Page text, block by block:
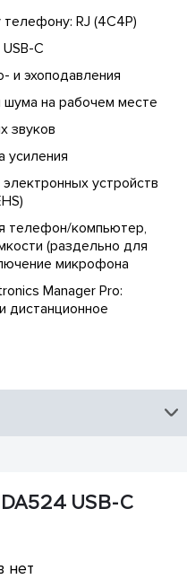
RJ (4C4P)
C
эхоподавления
на рабочем месте
звуков
усиления
устройств
телефон/компьютер,
(раздельно для
микрофона
Manager Pro:
дистанционное
USB-C
нет